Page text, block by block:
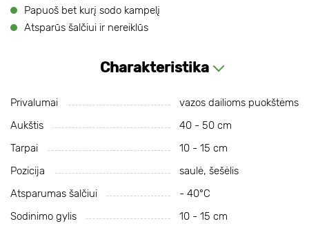
Papuoš bet kurį sodo kampelį
Atsparūs šalčiui ir nereiklūs
Charakteristika
Privalumai
vazos dailioms puokštėms
Aukštis
40 - 50 cm
Tarpai
10 - 15 cm
Pozicija
saulė, šešėlis
Atsparumas šalčiui
- 40°C
Sodinimo gylis
10 - 15 cm